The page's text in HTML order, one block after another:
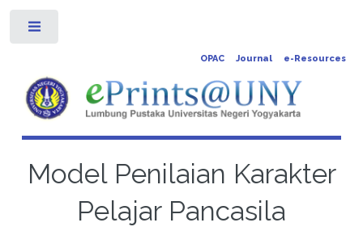
OPAC Journal e-Resources
Model Penilaian Karakter
Pelajar Pancasila